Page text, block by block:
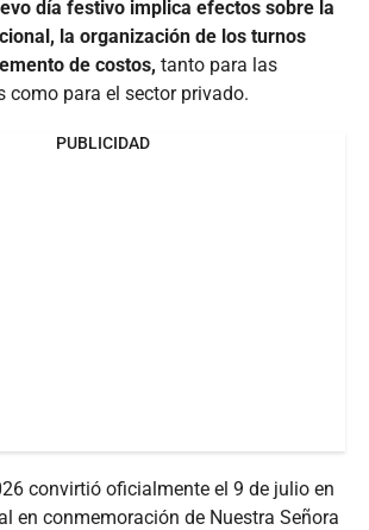
día festivo implica efectos sobre la
la organización de los turnos
de costos, tanto para las
como para el sector privado.
PUBLICIDAD
convirtió oficialmente el 9 de julio en
en conmemoración de Nuestra Señora